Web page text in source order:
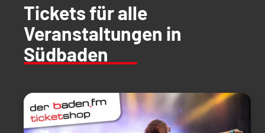
Tickets für alle
Veranstaltungen in
Südbaden